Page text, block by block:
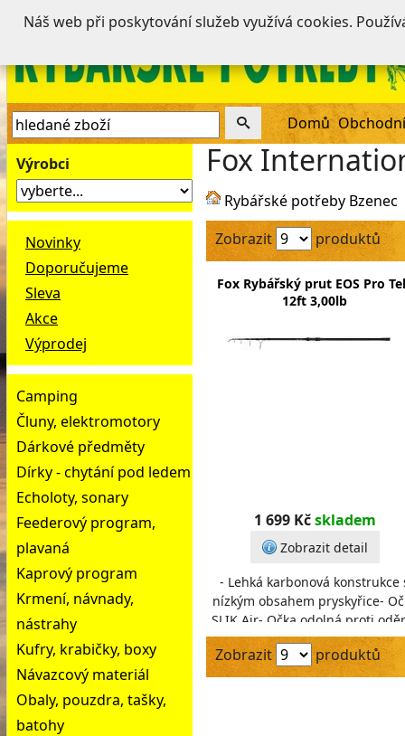
Domů
Výrobci
Novinky
Doporučujeme
Sleva
Akce
Výprodej
Camping
Čluny, elektromotory
Dárkové předměty
Dírky - chytání pod ledem
Echoloty, sonary
Feederový program,
plavaná
Kaprový program
Krmení, návnady,
nástrahy
Kufry, krabičky, boxy
Návazcový materiál
Obaly, pouzdra, tašky,
batohy
Fox
Rybářské potřeby Bzenec
Zobrazit
produktů
Fox Rybářský prut EOS Pro
12ft 3,00lb
1 699 Kč skladem
Zobrazit detail
- Lehká karbonová konstrukce
nízkým obsahem pryskyřice-
SLIK Air- Očka odolná proti
Vysoce kvalitní 18mm sedlo
navijáku- Decen
Zobrazit produktů
Náš web při poskytování služeb využívá cookies.